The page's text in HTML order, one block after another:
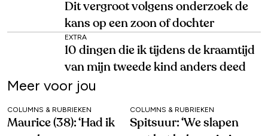
Dit vergroot volgens onderzoek de
kans op een zoon of dochter
EXTRA
10 dingen die ik tijdens de kraamtijd
van mijn tweede kind anders deed
Meer voor jou
COLUMNS & RUBRIEKEN
Maurice (38): ‘Had ik
COLUMNS & RUBRIEKEN
Spitsuur: ‘We slapen